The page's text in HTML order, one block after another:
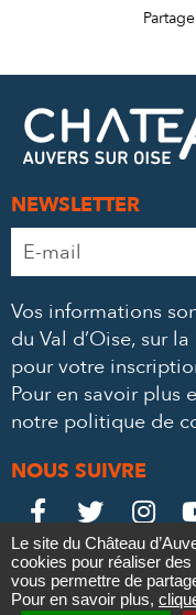
NEWSLETTER
Adresse
e-
*
Vos informations
du Val d’Oise, sur
pour votre
Pour en savoir plus
notre politique de
NOUS SUIVRE
Le
Château
sur

Le
Château
sur

Le
sur

Mentions légales
Partenaires & Mécènes
Le site du Château
cookies pour réaliser
vous permettre de
Pour en savoir plus,